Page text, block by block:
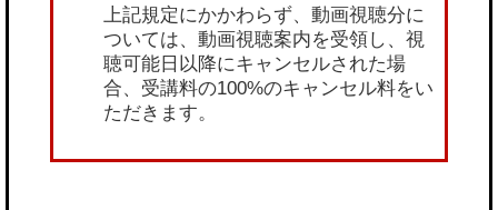
上記規定にかかわらず、動画視聴分に
ついては、動画視聴案内を受領し、視
聴可能日以降にキャンセルされた場
合、受講料の100%のキャンセル料をい
ただきます。